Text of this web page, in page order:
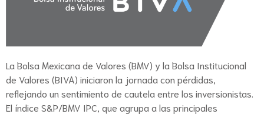
La Bolsa Mexicana de Valores (BMV) y la Bolsa Institucional
de Valores (BIVA) iniciaron la jornada con pérdidas,
reflejando un sentimiento de cautela entre los inversionistas.
El índice S&P/BMV IPC, que agrupa a las principales